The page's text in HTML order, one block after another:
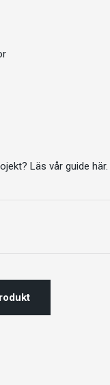
Läs vår guide här.